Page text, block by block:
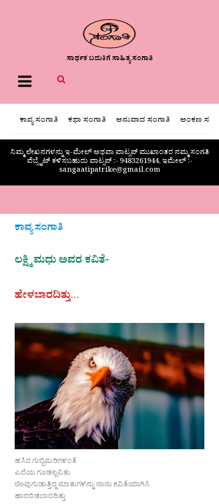
ಸಾರ್ಥಕ ಬದುಕಿಗೆ ಸಾಹಿತ್ಯ ಸಂಗಾತಿ
Menu
ಕಾವ್ಯ ಸಂಗಾತಿ ಕಥಾ ಸಂಗಾತಿ ಅನುವಾದ ಸಂಗಾತಿ ಅಂಕಣ
ನಿಮ್ಮ ಲೇಖನಗಳನ್ನು ಇ-ಮೇಲ್ ಅಥವಾ ವಾಟ್ಸಪ್ ಮುಖಾಂತರ ನಮ್ಮ ಸಂಗತಿ
ವೆಬ್ಸೈಟ್ ಕಳಿಸಬಹುದು ವಾಟ್ಸಪ್‌ :- 9483261944, ಇಮೇಲ್ :-
sangaatipatrike@gmail.com
ಕಾವ್ಯ ಸಂಗಾತಿ
ಲಕ್ಷ್ಮಿ ಮಧು ಅವರ ಕವಿತೆ-
ಹೇಳಬಾರದಿತ್ತು…
ಹಸಿದ ಗುಬ್ಬಿಮರಿಗಳಂತೆ
ಎದೆಯ ಗೂಡಲ್ಲವಿತು
ಚಿoವುಗುಡುತ್ತಿದ್ದ ಮಾತುಗಳನ್ನು ನಾನು ಕವಿತೆಯಾಗಿಸಿ
ಹಾರಬಿಡಬಾರದಿತ್ತು